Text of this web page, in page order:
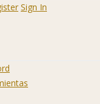
Sign In